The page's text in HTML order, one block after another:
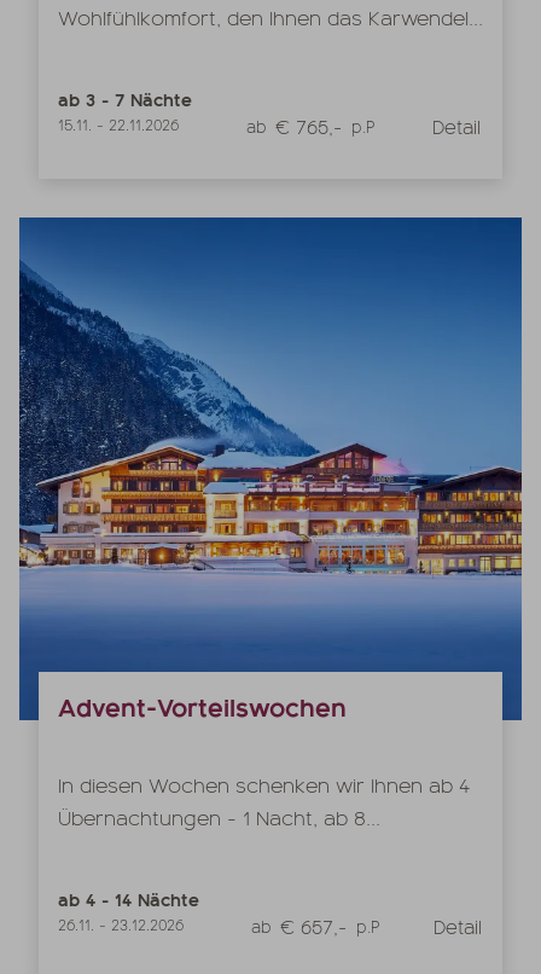
Wohlfühlkomfort, den Ihnen das Karwendel...
ab 3 - 7 Nächte
15.11. - 22.11.2026 ab € 765,- p.P Detail
Advent-Vorteilswochen
In diesen Wochen schenken wir Ihnen ab 4
Übernachtungen - 1 Nacht, ab 8...
ab 4 - 14 Nächte
26.11. - 23.12.2026 ab € 657,- p.P Detail